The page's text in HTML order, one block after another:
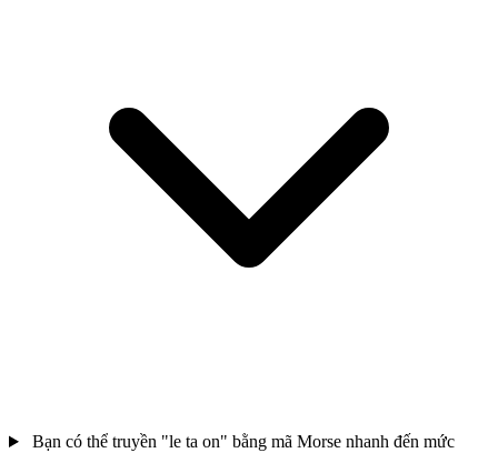
Bạn có thể truyền "le ta on" bằng mã Morse nhanh đến mức